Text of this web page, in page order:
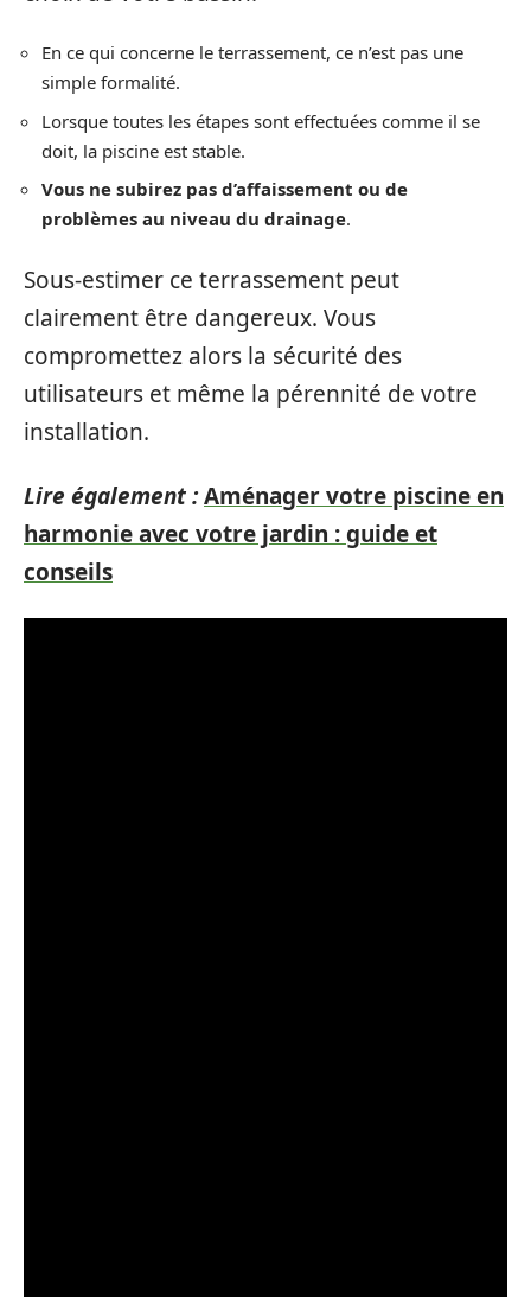
En ce qui concerne le terrassement, ce n’est pas une
simple formalité.
Lorsque toutes les étapes sont effectuées comme il se
doit, la piscine est stable.
Vous ne subirez pas d’affaissement ou de
problèmes au niveau du drainage.
Sous-estimer ce terrassement peut
clairement être dangereux. Vous
compromettez alors la sécurité des
utilisateurs et même la pérennité de votre
installation.
Lire également :Aménager votre piscine en
harmonie avec votre jardin : guide et
conseils